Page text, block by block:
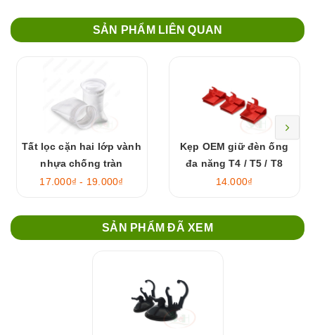
SẢN PHẨM LIÊN QUAN
Tất lọc cặn hai lớp vành
nhựa chống tràn
17.000₫ - 19.000₫
Kẹp OEM giữ đèn ống
đa năng T4 / T5 / T8
14.000₫
SẢN PHẨM ĐÃ XEM